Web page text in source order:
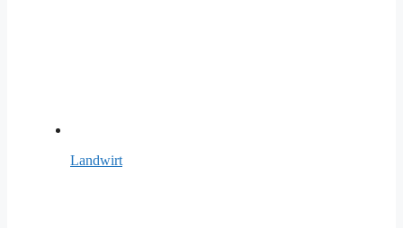
Landwirt